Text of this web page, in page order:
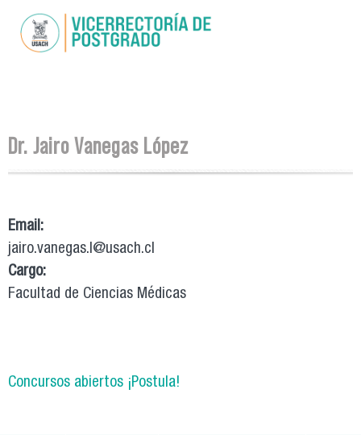
contenido
Se encuentra usted aquí
Dr. Jairo Vanegas López
Email:
jairo.vanegas.l@usach.cl
Cargo:
Facultad de Ciencias Médicas
Concursos abiertos ¡Postula!